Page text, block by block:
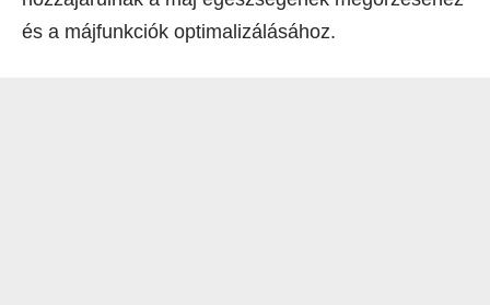
és a májfunkciók optimalizálásához.